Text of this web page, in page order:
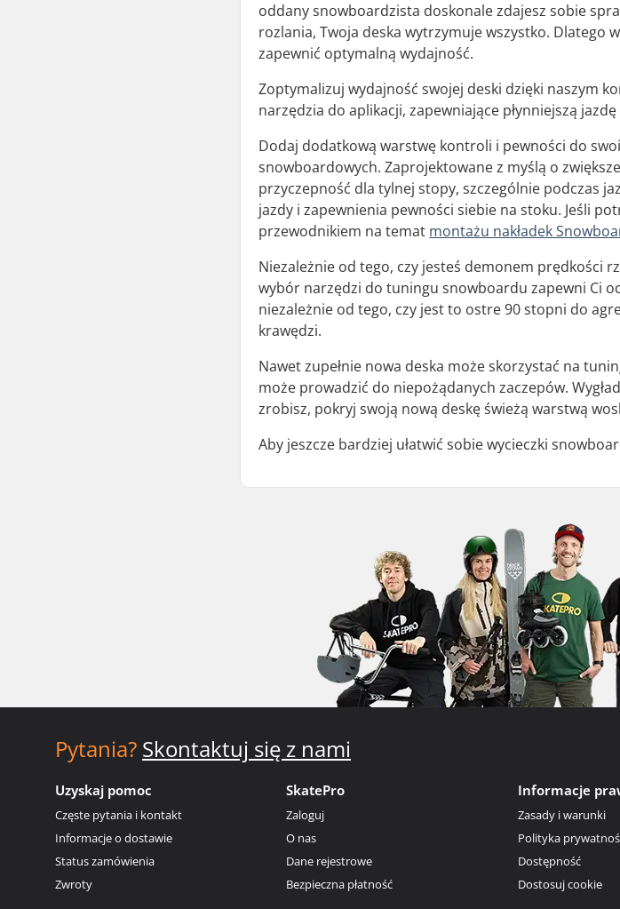
oddany snowboardzista doskonale zdajesz sobie
rozlania, Twoja deska wytrzymuje wszystko. Dlatego
zapewnić optymalną wydajność.
Zoptymalizuj wydajność swojej deski dzięki naszym
narzędzia do aplikacji, zapewniające płynniejszą
Dodaj dodatkową warstwę kontroli i pewności do
snowboardowych. Zaprojektowane z myślą o
przyczepność dla tylnej stopy, szczególnie podczas
jazdy i zapewnienia pewności siebie na stoku. Jeśli
przewodnikiem na temat montażu nakładek
Niezależnie od tego, czy jesteś demonem prędkości
wybór narzędzi do tuningu snowboardu zapewni Ci
niezależnie od tego, czy jest to ostre 90 stopni do
krawędzi.
Nawet zupełnie nowa deska może skorzystać na
może prowadzić do niepożądanych zaczepów.
zrobisz, pokryj swoją nową deskę świeżą warstwą
Aby jeszcze bardziej ułatwić sobie wycieczki
Pytania? Skontaktuj się z nami
Uzyskaj pomoc
Częste pytania i kontakt
Informacje o dostawie
Status zamówienia
Zwroty
SkatePro
Zaloguj
O nas
Dane rejestrowe
Bezpieczna płatność
Informacje
Zasady i warunki
Polityka
Dostępność
Dostosuj cookie